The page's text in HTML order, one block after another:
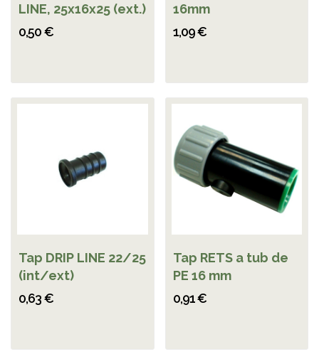
LINE, 25x16x25 (ext.)
0,50 €
16mm
1,09 €
Tap DRIP LINE 22/25
(int/ext)
0,63 €
Tap RETS a tub de
PE 16 mm
0,91 €